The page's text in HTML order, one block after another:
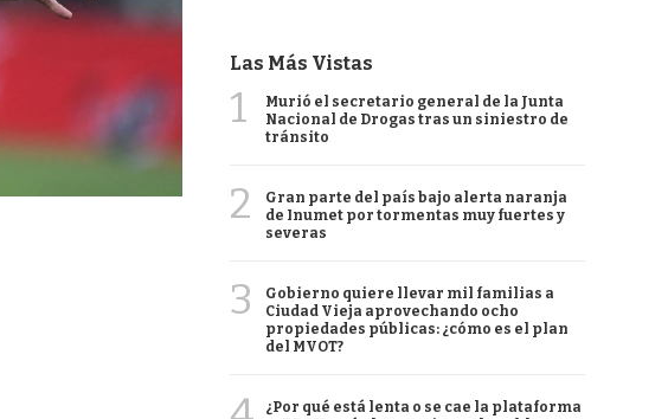
Las Más Vistas
1
Murió el secretario general de la Junta
Nacional de Drogas tras un siniestro de
tránsito
2
Gran parte del país bajo alerta naranja
de Inumet por tormentas muy fuertes y
severas
3
Gobierno quiere llevar mil familias a
Ciudad Vieja aprovechando ocho
propiedades públicas: ¿cómo es el plan
del MVOT?
¿Por qué está lenta o se cae la plataforma